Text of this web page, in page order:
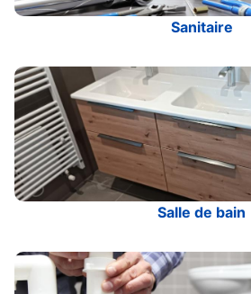
Sanitaire
Salle de bain